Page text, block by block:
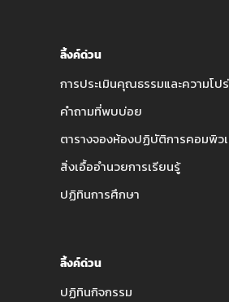
ลิ้งค์ด่วน
การประเมินคุณธรรมและความโป
คำถามที่พบบ่อย
ตารางจองห้องปฏิบัติการคอมพิว
สิ่งเอื้ออำนวยการเรียนรู้
ปฏิทินการศึกษา
ลิ้งค์ด่วน
ปฏิทินกิจกรรม